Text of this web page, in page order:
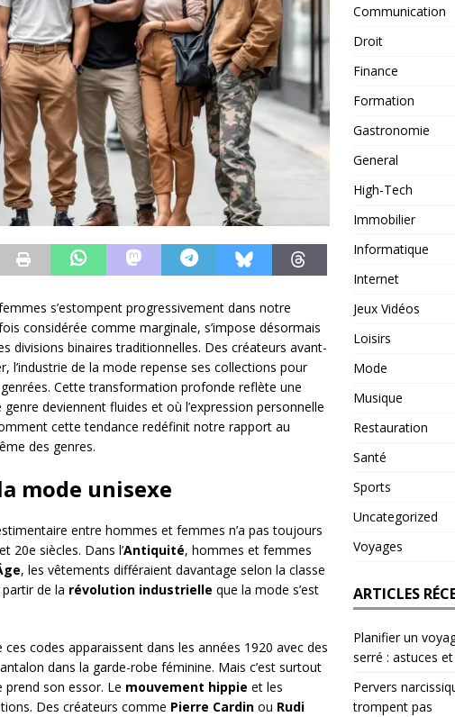
s’estompent progressivement dans notre
considérée comme marginale, s’impose désormais
divisions binaires traditionnelles. Des créateurs avant-
l’industrie de la mode repense ses collections pour
Cette transformation profonde reflète une
deviennent fluides et où l’expression personnelle
cette tendance redéfinit notre rapport au
des genres.
mode unisexe
entre hommes et femmes n’a pas toujours
20e siècles. Dans l’Antiquité, hommes et femmes
, les vêtements différaient davantage selon la classe
de la révolution industrielle que la mode s’est
codes apparaissent dans les années 1920 avec des
dans la garde-robe féminine. Mais c’est surtout
prend son essor. Le mouvement hippie et les
Des créateurs comme Pierre Cardin ou Rudi
Communication
Droit
Finance
Formation
Gastronomie
General
High-Tech
Immobilier
Informatique
Internet
Jeux Vidéos
Loisirs
Mode
Musique
Restauration
Santé
Sports
Uncategorized
Voyages
ARTICLES
Planifier un
serré : astuces
Pervers
trompent pas